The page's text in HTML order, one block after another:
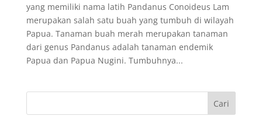
yang memiliki nama latih Pandanus Conoideus Lam
merupakan salah satu buah yang tumbuh di wilayah
Papua. Tanaman buah merah merupakan tanaman
dari genus Pandanus adalah tanaman endemik
Papua dan Papua Nugini. Tumbuhnya...